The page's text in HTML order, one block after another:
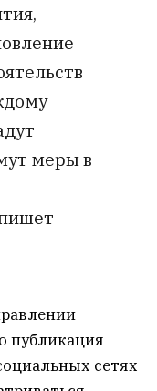
меры в
публикация
сетях